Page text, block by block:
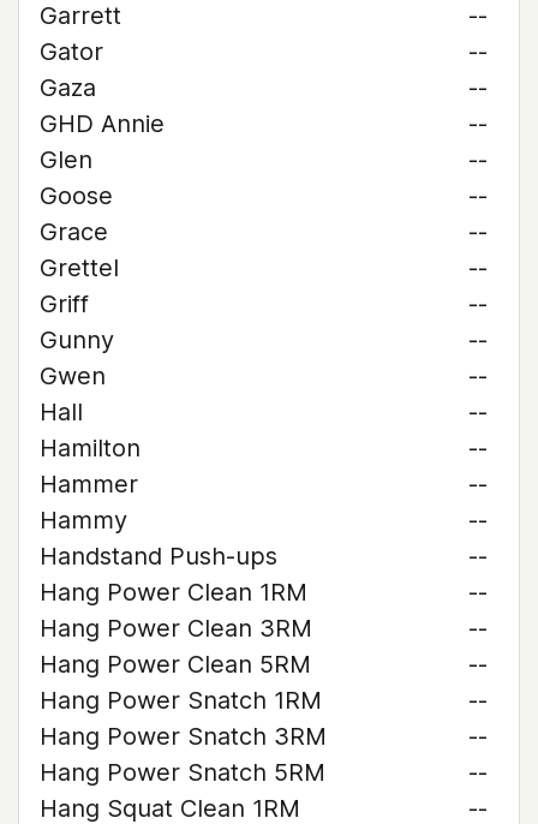
Garrett
--
Gator
--
Gaza
--
GHD Annie
--
Glen
--
Goose
--
Grace
--
Grettel
--
Griff
--
Gunny
--
Gwen
--
Hall
--
Hamilton
--
Hammer
--
Hammy
--
Handstand Push-ups
--
Hang Power Clean 1RM
--
Hang Power Clean 3RM
--
Hang Power Clean 5RM
--
Hang Power Snatch 1RM
--
Hang Power Snatch 3RM
--
Hang Power Snatch 5RM
--
Hang Squat Clean 1RM
--